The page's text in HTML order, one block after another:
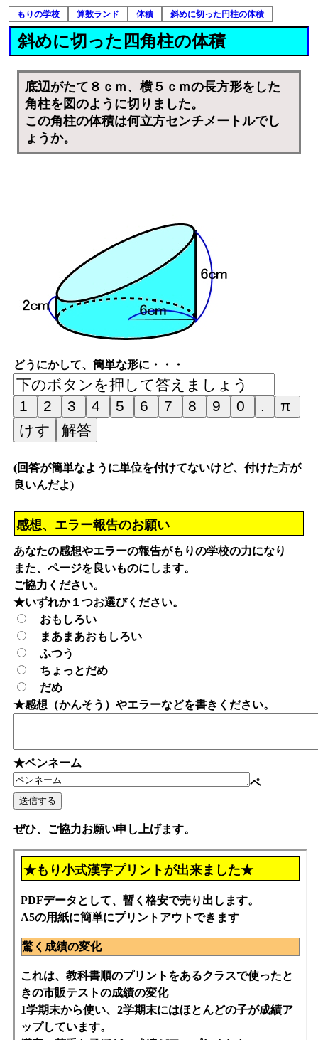
もりの学校 算数ランド 体積 斜めに切った円柱の体積
斜めに切った四角柱の体積
底辺がたて８ｃｍ、横５ｃｍの長方形をした
角柱を図のように切りました。
この角柱の体積は何立方センチメートルでし
ょうか。
どうにかして、簡単な形に・・・
(回答が簡単なように単位を付けてないけど、付けた方が
良いんだよ)
感想、エラー報告のお願い
あなたの感想やエラーの報告がもりの学校の力になり
また、ページを良いものにします。
ご協力ください。
★いずれか１つお選びください。
おもしろい
まあまあおもしろい
ふつう
ちょっとだめ
だめ
★感想（かんそう）やエラーなどを書きください。
★ペンネーム
ペ
ぜひ、ご協力お願い申し上げます。